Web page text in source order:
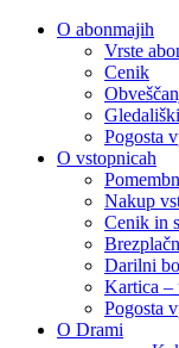
O abonmajih
Vrste
Cenik
Pogosta
O vstopnicah
Nakup
Cenik in
Darilni
Kartica –
Pogosta
O Drami